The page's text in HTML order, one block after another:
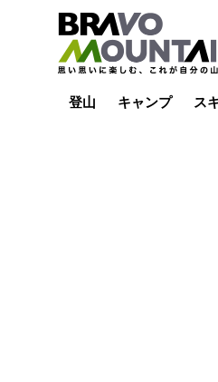
登山 キャンプ ス